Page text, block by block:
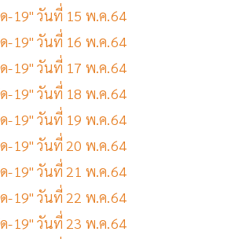
ด-19" วันที่ 15 พ.ค.64
ด-19" วันที่ 16 พ.ค.64
ด-19" วันที่ 17 พ.ค.64
ด-19" วันที่ 18 พ.ค.64
ด-19" วันที่ 19 พ.ค.64
ด-19" วันที่ 20 พ.ค.64
ด-19" วันที่ 21 พ.ค.64
ด-19" วันที่ 22 พ.ค.64
ด-19" วันที่ 23 พ.ค.64